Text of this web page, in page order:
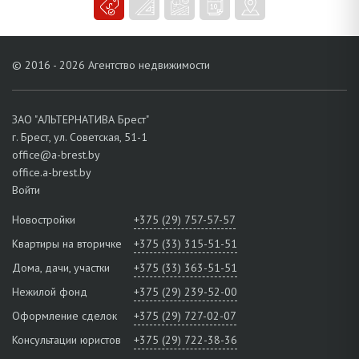
огорожен по периметру забором, на территории имеются гараж,
летняя кухня, сарай. Декоративный сад богат разнообразием
видов хвойных и цветущих растений, среди ухоженных
подъездные пути. Агрогородок расположен в ближайшем
пригороде Бреста, от которого его отделяет Северное
приток Буга р. Лесная, простираются хвойные лесные массивы.
Инфраструктура развита: ясли-сад, средняя школа, ДШИ, Дом
культуры, библиотека, Центр коррекционно-развивающего
обучения и реабилитации, конно-спортивный клуб, ФАП,
предприятия торговли магазины РАЙПО, торговые павильоны,
Транспортная сеть – автобусное, маршрутное и железнодорожное
Звоните! Организуем просмотр!
© 2016 - 2026 Агентство недвижимости
ЗАО "АЛЬТЕРНАТИВА Брест"
г. Брест, ул. Советская, 51-1
office@a-brest.by
office.a-brest.by
Войти
Новостройки
+375 (29) 757-57-57
Квартиры на вторичке
+375 (33) 315-51-51
Дома, дачи, участки
+375 (33) 363-51-51
Нежилой фонд
+375 (29) 239-52-00
Оформление сделок
+375 (29) 727-02-07
Консультации юристов
+375 (29) 722-38-36